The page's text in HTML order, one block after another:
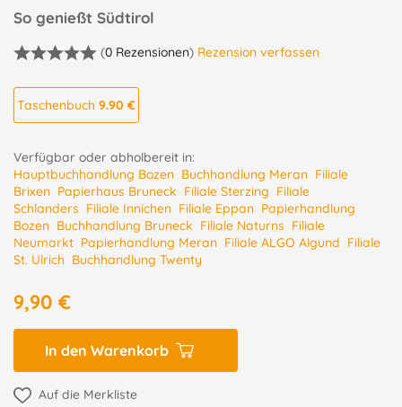
So genießt Südtirol
(0 Rezensionen) Rezension verfassen
Taschenbuch 9.90 €
Verfügbar oder abholbereit in:
Hauptbuchhandlung Bozen Buchhandlung Meran Filiale
Brixen Papierhaus Bruneck Filiale Sterzing Filiale
Schlanders Filiale Innichen Filiale Eppan Papierhandlung
Bozen Buchhandlung Bruneck Filiale Naturns Filiale
Neumarkt Papierhandlung Meran Filiale ALGO Algund Filiale
St. Ulrich Buchhandlung Twenty
9,90 €
In den Warenkorb
Auf die Merkliste